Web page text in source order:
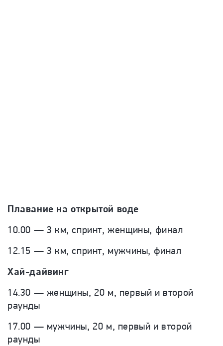
Плавание на открытой воде
10.00 — 3 км, спринт, женщины, финал
12.15 — 3 км, спринт, мужчины, финал
Хай-дайвинг
14.30 — женщины, 20 м, первый и второй
раунды
17.00 — мужчины, 20 м, первый и второй
раунды